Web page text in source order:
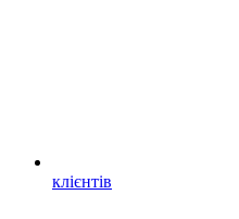
клієнтів